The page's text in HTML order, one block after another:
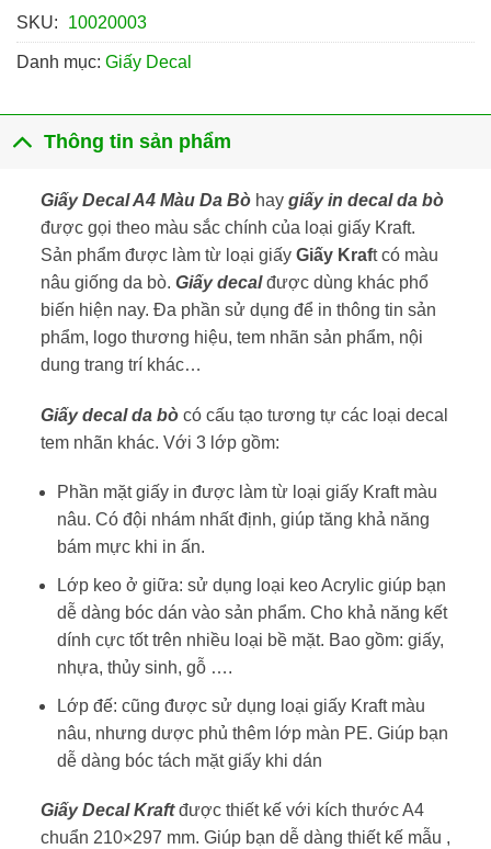
SKU:
10020003
Danh mục: Giấy Decal
Thông tin sản phẩm
Giấy Decal A4 Màu Da Bòhay giấy in decal da bò
được gọi theo màu sắc chính của loại giấy Kraft.
Sản phẩm được làm từ loại giấy Giấy Kraft có màu
nâu giống da bò. Giấy decalđược dùng khác phổ
biến hiện nay. Đa phần sử dụng để in thông tin sản
phẩm, logo thương hiệu, tem nhãn sản phẩm, nội
dung trang trí khác…
Giấy decal da bòcó cấu tạo tương tự các loại decal
tem nhãn khác. Với 3 lớp gồm:
Phần mặt giấy in được làm từ loại giấy Kraft màu
nâu. Có đội nhám nhất định, giúp tăng khả năng
bám mực khi in ấn.
Lớp keo ở giữa: sử dụng loại keo Acrylic giúp bạn
dễ dàng bóc dán vào sản phẩm. Cho khả năng kết
dính cực tốt trên nhiều loại bề mặt. Bao gồm: giấy,
nhựa, thủy sinh, gỗ ….
Lớp đế: cũng được sử dụng loại giấy Kraft màu
nâu, nhưng dược phủ thêm lớp màn PE. Giúp bạn
dễ dàng bóc tách mặt giấy khi dán
Giấy Decal Kraftđược thiết kế với kích thước A4
chuẩn 210×297 mm. Giúp bạn dễ dàng thiết kế mẫu ,